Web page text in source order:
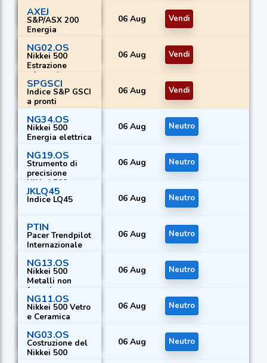
AXEJ
S&P/ASX 200
Energia
06 Aug Vendi
NG02.OS
Nikkei 500
Estrazione
mineraria
06 Aug Vendi
SPGSCI
Indice S&P GSCI
a pronti
06 Aug Vendi
NG34.OS
Nikkei 500
Energia elettrica
06 Aug Neutro
NG19.OS
Strumento di
precisione
Nikkei 500
06 Aug Neutro
JKLQ45
Indice LQ45 06 Aug Neutro
PTIN
Pacer Trendpilot
Internazionale
06 Aug Neutro
NG13.OS
Nikkei 500
Metalli non
ferrosi
06 Aug Neutro
NG11.OS
Nikkei 500 Vetro
e Ceramica
06 Aug Neutro
NG03.OS
Costruzione del
Nikkei 500
06 Aug Neutro